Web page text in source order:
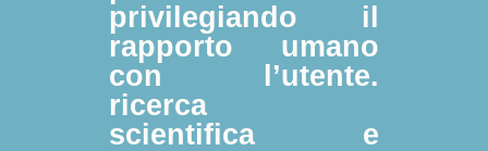
privilegiando il
rapporto umano
con l’utente.
ricerca
scientifica e